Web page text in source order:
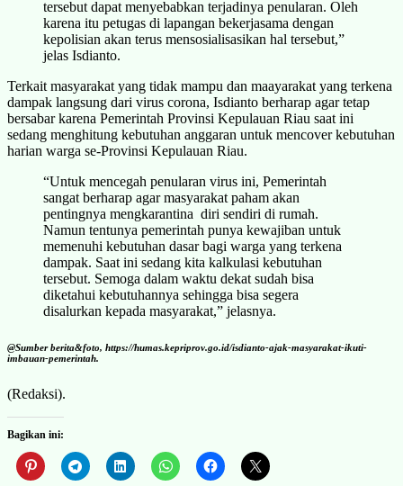
tersebut dapat menyebabkan terjadinya penularan. Oleh
karena itu petugas di lapangan bekerjasama dengan
kepolisian akan terus mensosialisasikan hal tersebut,”
jelas Isdianto.
Terkait masyarakat yang tidak mampu dan maayarakat yang terkena
dampak langsung dari virus corona, Isdianto berharap agar tetap
bersabar karena Pemerintah Provinsi Kepulauan Riau saat ini
sedang menghitung kebutuhan anggaran untuk mencover kebutuhan
harian warga se-Provinsi Kepulauan Riau.
“Untuk mencegah penularan virus ini, Pemerintah
sangat berharap agar masyarakat paham akan
pentingnya mengkarantina diri sendiri di rumah.
Namun tentunya pemerintah punya kewajiban untuk
memenuhi kebutuhan dasar bagi warga yang terkena
dampak. Saat ini sedang kita kalkulasi kebutuhan
tersebut. Semoga dalam waktu dekat sudah bisa
diketahui kebutuhannya sehingga bisa segera
disalurkan kepada masyarakat,” jelasnya.
@Sumber berita&foto, https://humas.kepriprov.go.id/isdianto-ajak-masyarakat-ikuti-
imbauan-pemerintah.
(Redaksi).
Bagikan ini: